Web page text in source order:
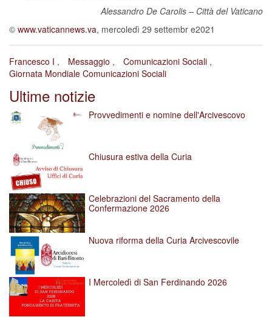
Alessandro De Carolis – Città del Vaticano
© www.vaticannews.va, mercoledì 29 settembr e2021
Francesco I Messaggio
Comunicazioni Sociali
Giornata Mondiale Comunicazioni Sociali
Ultime notizie
Provvedimenti e nomine dell'Arcivescovo
Chiusura estiva della Curia
Celebrazioni del Sacramento della
Confermazione 2026
Nuova riforma della Curia Arcivescovile
I Mercoledì di San Ferdinando 2026